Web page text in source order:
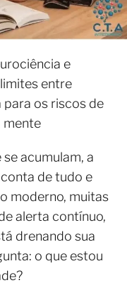
e
entre
para os riscos de
mente
acumulam, a
de tudo e
moderno, muitas
alerta contínuo,
drenando sua
o que estou